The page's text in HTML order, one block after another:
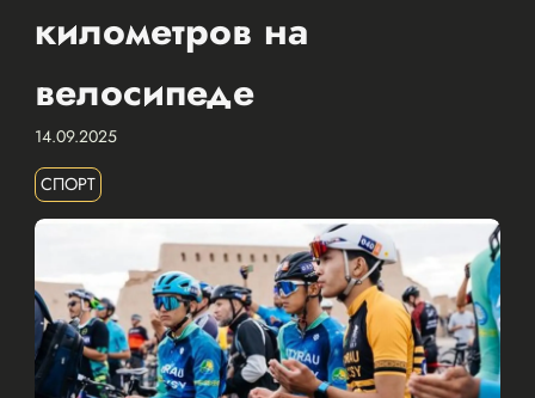
километров на
велосипеде
14.09.2025
СПОРТ